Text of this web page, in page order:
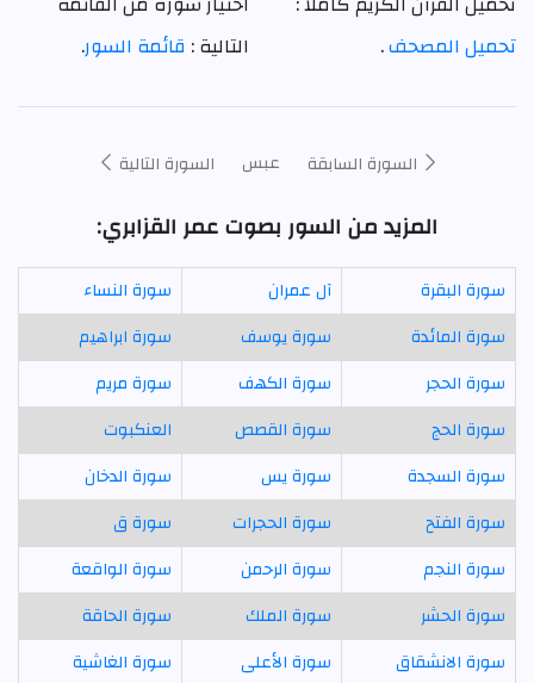
تحميل المصحف.
التالية : قائمة السور.
السورة السابقة عبس السورة التالية
المزيد من السور بصوت عمر القزابري:
سورة البقرة آل عمران
سورة النساء
سورة المائدة
سورة يوسف
سورة ابراهيم
سورة الحجر
سورة الكهف
سورة مريم
سورة الحج
سورة القصص
العنكبوت
سورة السجدة
سورة يس
سورة الدخان
سورة الفتح
سورة الحجرات
سورة ق
سورة النجم
سورة الرحمن
سورة الواقعة
سورة الحشر
سورة الملك
سورة الحاقة
سورة الانشقاق
سورة الأعلى
سورة الغاشية